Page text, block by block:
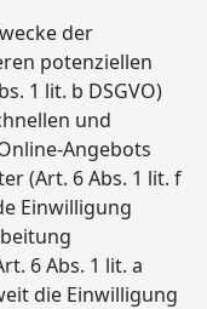
der
potenziellen
1 lit. b DSGVO)
und
Angebots
(Art. 6 Abs. 1 lit. f
Einwilligung
6 Abs. 1 lit. a
die Einwilligung